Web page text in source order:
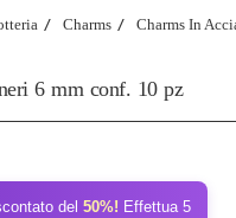
6 mm conf. 10 pz
Charms Charms In
del 50%! Effettua 5